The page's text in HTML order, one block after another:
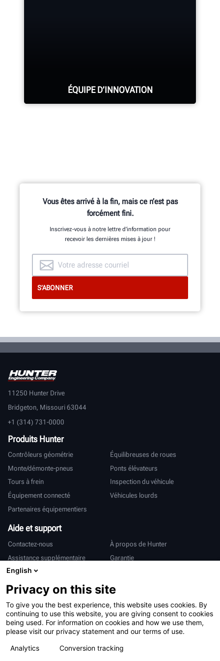
ÉQUIPE D’INNOVATION
Développement, constituée
d’ingénieurs mécaniciens,
électriciens et logiciels.
DÉCOUVRIR
Vous êtes arrivé à la fin, mais ce n’est pas
forcément fini.
Inscrivez-vous à notre lettre d’information pour
recevoir les dernières mises à jour !
11250 Hunter Drive
Bridgeton, Missouri 63044
+1 (314) 731-0000
Produits Hunter
Contrôleurs géométrie
Équilibreuses de roues
Monte/démonte-pneus
Ponts élévateurs
Tours à frein
Inspection du véhicule
Équipement connecté
Véhicules lourds
Partenaires équipementiers
Aide et support
Contactez-nous
À propos de Hunter
Assistance supplémentaire
Garantie
International
Ventes et services
Deutsch
亨特中国
English
Privacy on this site
To give you the best experience, this website uses cookies. By
continuing to use this website, you are giving consent to cookies
being used. For information on cookies and how we use them,
please visit our privacy statement and our terms of use.
Analytics
Conversion tracking